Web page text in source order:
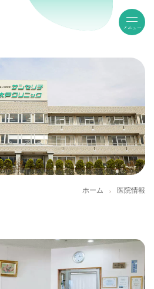
ホーム 医院情報